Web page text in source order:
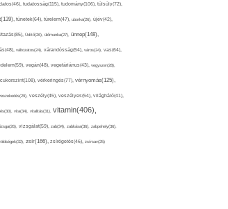
tudatosság(115), tudomány(106), túlsúly(72),
tünetek(64), türelem(47), uborka(26), újév(42),
Üdítő(26), ülőmunka(27), ünnep(148),
változatos(24), várandósság(54), város(24), vas(64),
vegán(48), vegetáriánus(43), vegyszer(28),
vérkeringés(77), vérnyomás(125),
veszély(45), veszélyes(54), világháló(41),
vita(34), vitalitás(31), vitamin(406),
vizsgálat(59), zab(34), zabkása(36), zabpehely(36),
zsír(166), zsírégetés(46), zsírsav(25)